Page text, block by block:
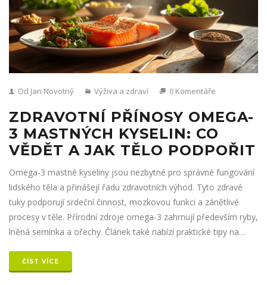
Od Jan Novotný Výživa a zdraví 0 Komentáře
ZDRAVOTNÍ PŘÍNOSY OMEGA-
3 MASTNÝCH KYSELIN: CO
VĚDĚT A JAK TĚLO PODPOŘIT
Omega-3 mastné kyseliny jsou nezbytné pro správné fungování
lidského těla a přinášejí řadu zdravotních výhod. Tyto zdravé
tuky podporují srdeční činnost, mozkovou funkci a zánětlivé
procesy v těle. Přírodní zdroje omega-3 zahrnují především ryby,
lněná semínka a ořechy. Článek také nabízí praktické tipy na
ČÍST VÍCE